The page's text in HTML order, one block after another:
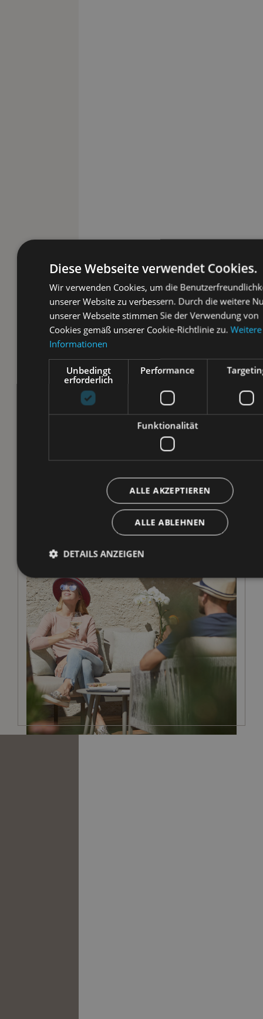
Diese Webseite verwendet Cookies.
Wir verwenden Cookies, um die
unserer Website zu verbessern. Durch die weitere
unserer Webseite stimmen Sie der Verwendung von
Cookies gemäß unserer Cookie-Richtlinie zu. Weitere
Informationen
Unbedingt
erforderlich
Performance
Funktionalität
ALLE AKZEPTIEREN
ALLE ABLEHNEN
DETAILS ANZEIGEN